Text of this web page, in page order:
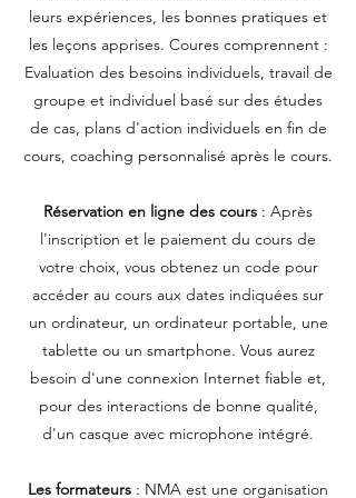
leurs expériences, les bonnes pratiques et
les leçons apprises. Coures comprennent :
Evaluation des besoins individuels, travail de
groupe et individuel basé sur des études
de cas, plans d'action individuels en fin de
cours, coaching personnalisé après le cours.
Réservation en ligne des cours : Après
l'inscription et le paiement du cours de
votre choix, vous obtenez un code pour
accéder au cours aux dates indiquées sur
un ordinateur, un ordinateur portable, une
tablette ou un smartphone. Vous aurez
besoin d'une connexion Internet fiable et,
pour des interactions de bonne qualité,
d'un casque avec microphone intégré.
Les formateurs : NMA est une organisation